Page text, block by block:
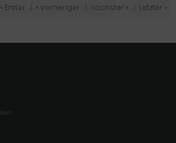
« Erster « vorheriger nächster » Letzter »